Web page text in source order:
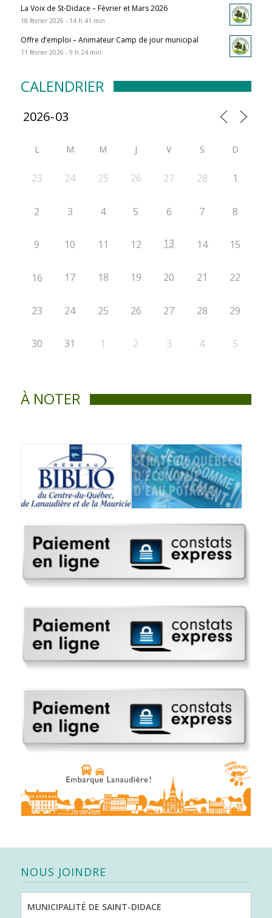
La Voix de St-Didace – Février et Mars 2026
18 février 2026 - 14 h 41 min
Offre d’emploi – Animateur Camp de jour municipal
11 février 2026 - 9 h 24 min
CALENDRIER
L M M J V S D
23 24 25 26 27 28 1
2 3 4 5 6 7 8
9 10 11 12 13 14 15
16 17 18 19 20 21 22
23 24 25 26 27 28 29
30 31 1 2 3 4 5
À NOTER
NOUS JOINDRE
MUNICIPALITÉ DE SAINT-DIDACE